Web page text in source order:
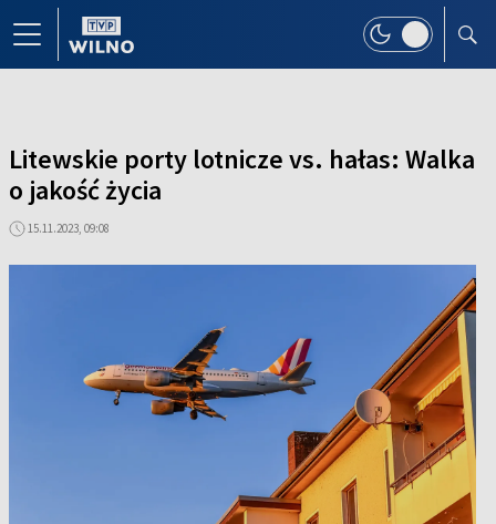
Litewskie porty lotnicze vs. hałas: Walka
o jakość życia
15.11.2023, 09:08